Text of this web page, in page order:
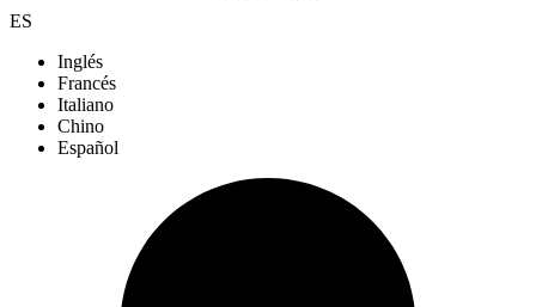
ES
Inglés
Francés
Italiano
Chino
Español